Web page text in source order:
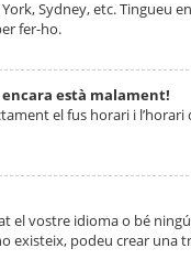
Sydney, etc. Tingueu
fer-ho.
està malament!
el fus horari i l’horari
el vostre idioma o bé
existeix, podeu crear